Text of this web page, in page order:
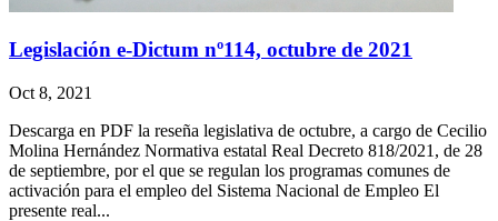
Legislación e-Dictum nº114, octubre de 2021
Oct 8, 2021
Descarga en PDF la reseña legislativa de octubre, a cargo de Cecilio
Molina Hernández Normativa estatal Real Decreto 818/2021, de 28
de septiembre, por el que se regulan los programas comunes de
activación para el empleo del Sistema Nacional de Empleo El
presente real...